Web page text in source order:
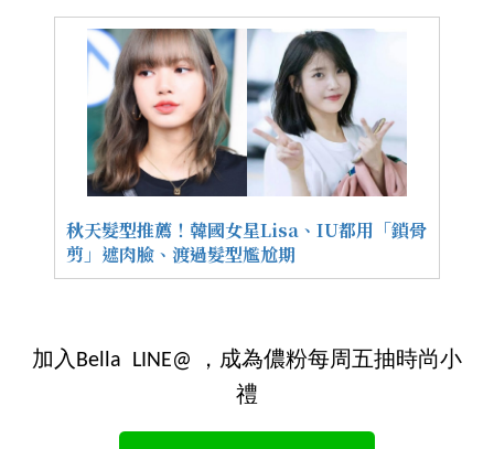
秋天髮型推薦！韓國女星Lisa、IU都用「鎖骨
剪」遮肉臉、渡過髮型尷尬期
加入Bella LINE@ ，成為儂粉每周五抽時尚小
禮